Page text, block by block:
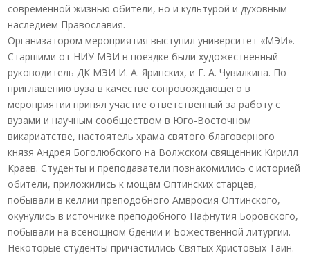
современной жизнью обители, но и культурой и духовным
наследием Православия.
Организатором мероприятия выступил университет «МЭИ».
Старшими от НИУ МЭИ в поездке были художественный
руководитель ДК МЭИ И. А. Яринских, и Г. А. Чувилкина. По
приглашению вуза в качестве сопровождающего в
мероприятии принял участие ответственный за работу с
вузами и научным сообществом в Юго-Восточном
викариатстве, настоятель храма святого благоверного
князя Андрея Боголюбского на Волжском священник Кирилл
Краев. Студенты и преподаватели познакомились с историей
обители, приложились к мощам Оптинских старцев,
побывали в келлии преподобного Амвросия Оптинского,
окунулись в источнике преподобного Пафнутия Боровского,
побывали на всенощном бдении и Божественной литургии.
Некоторые студенты причастились Святых Христовых Таин.